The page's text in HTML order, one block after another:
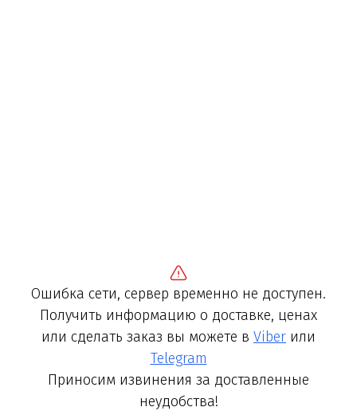
Ошибка сети, сервер временно не доступен.
Получить информацию о доставке, ценах
или сделать заказ вы можете в Viber или
Telegram
Приносим извинения за доставленные
неудобства!